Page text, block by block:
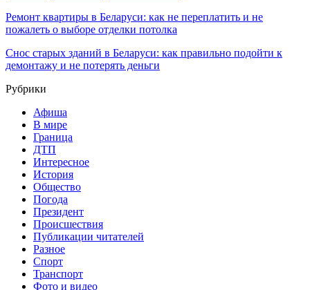
Ремонт квартиры в Беларуси: как не переплатить и не
пожалеть о выборе отделки потолка
Снос старых зданий в Беларуси: как правильно подойти к
демонтажу и не потерять деньги
Рубрики
Афиша
В мире
Граница
ДТП
Интересное
История
Общество
Погода
Президент
Происшествия
Публикации читателей
Разное
Спорт
Транспорт
Фото и видео